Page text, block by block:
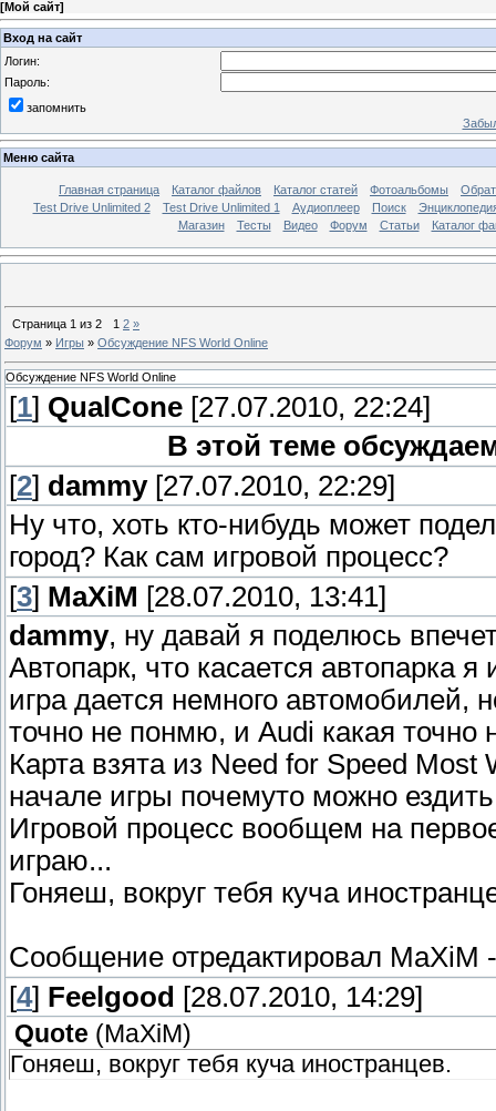
[Мой сайт]
Вход на сайт
Логин:
Пароль:
запомнить
Меню сайта
Главная страница Каталог файлов Каталог статей Фотоальбомы
Test Drive Unlimited 2
Test Drive Unlimited 1 Аудиоплеер Поиск
Магазин
Тесты Видео Форум Статьи Каталог
Страница 1 из 2 1 2 »
Форум » Игры » Обсуждение NFS World Online
Обсуждение NFS World Online
[1] QualCone [27.07.2010, 22:24]
В этой теме
[2] dammy[27.07.2010, 22:29]
Ну что, хоть кто-нибудь может
город? Как сам игровой процесс?
[3] MaXiM [28.07.2010, 13:41]
dammy, ну давай я поделюсь
Автопарк, что касается автопарка
игра дается немного автомобилей,
точно не понмю, и Audi какая точно
Карта взята из Need for Speed Most
начале игры почемуто можно
Игровой процесс вообщем на
играю...
Гоняеш, вокруг тебя куча
Сообщение отредактировал MaXiM
[4] Feelgood [28.07.2010, 14:29]
Quote (MaXiM)
Гоняеш, вокруг тебя куча иностранцев.